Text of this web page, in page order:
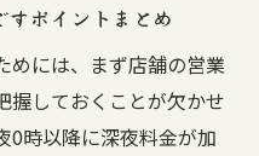
ポイントまとめ
めには、まず店舗の営業
握しておくことが欠かせ
0時以降に深夜料金が加